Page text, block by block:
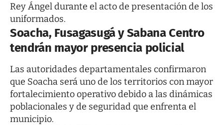
Rey Ángel durante el acto de presentación de los
uniformados.
Soacha, Fusagasugá y Sabana Centro
tendrán mayor presencia policial
Las autoridades departamentales confirmaron
que Soacha será uno de los territorios con mayor
fortalecimiento operativo debido a las dinámicas
poblacionales y de seguridad que enfrenta el
municipio.